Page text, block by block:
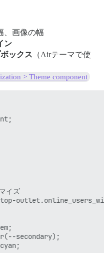
、画像の幅
ン
ックス （Airテーマで使
> Theme component
イズ
secondary);